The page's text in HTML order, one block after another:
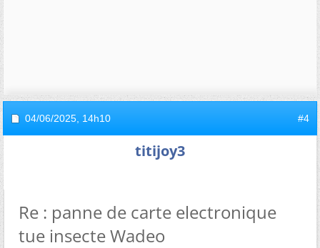
04/06/2025, 14h10 #4
titijoy3
Re : panne de carte electronique
tue insecte Wadeo